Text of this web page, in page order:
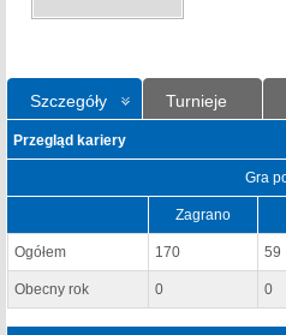
Szczegóły Turnieje
Przegląd kariery
Gra
Zagrano
Ogółem 170 59
Obecny rok 0 0